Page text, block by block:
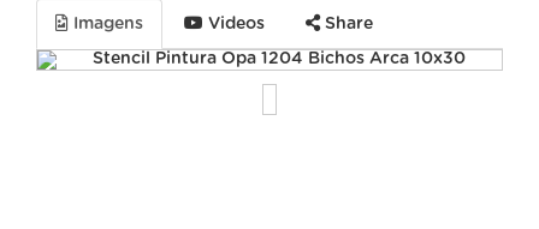
Imagens Videos Share